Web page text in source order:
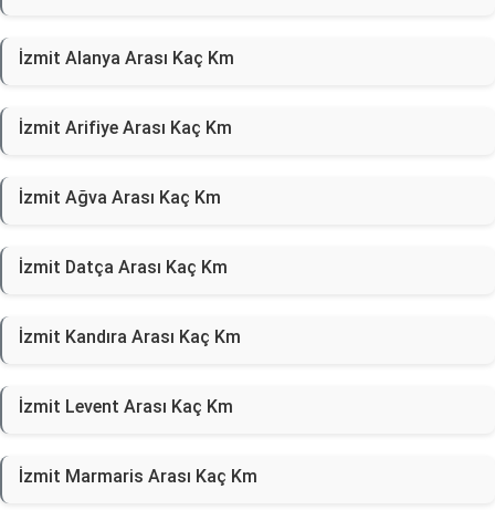
İzmit Alanya Arası Kaç Km
İzmit Arifiye Arası Kaç Km
İzmit Ağva Arası Kaç Km
İzmit Datça Arası Kaç Km
İzmit Kandıra Arası Kaç Km
İzmit Levent Arası Kaç Km
İzmit Marmaris Arası Kaç Km